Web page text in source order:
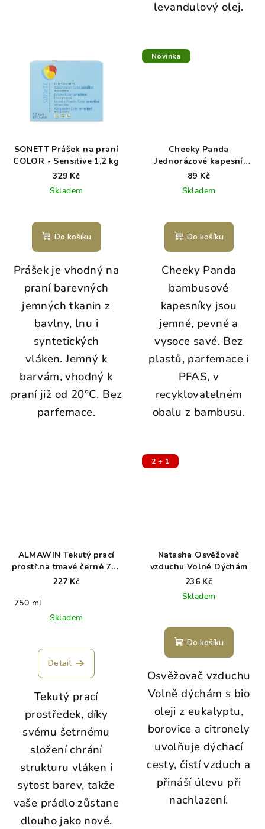
levandulový olej.
SONETT Prášek na praní
COLOR - Sensitive 1,2 kg
329 Kč
Skladem
Do košíku
Prášek je vhodný na
praní barevných
jemných tkanin z
bavlny, lnu i
syntetických
vláken.Jemný k
barvám, vhodný k
praní již od 20°C. Bez
parfemace.
Novinka
Cheeky Panda
Jednorázové kapesní
bambusové kapesníky bílé
3 vrstvé balení 8 ks
89 Kč
Skladem
Do košíku
Cheeky Panda
bambusové
kapesníky jsou
jemné, pevné a
vysoce savé. Bez
plastů, parfemace i
PFAS, v
recyklovatelném
obalu z bambusu.
ALMAWIN Tekutý prací
prostř.na tmavé černé 750
ml
227 Kč
750 ml
Skladem
hodnocení
produktu
z
5
hvězdiček.
Detail
Tekutý prací
prostředek, díky
svému šetrnému
složení chrání
strukturu vláken i
sytost barev, takže
vaše prádlo zůstane
dlouho jako nové.
2 + 1
Natasha Osvěžovač
vzduchu Volně Dýchám
236 Kč
Skladem
Do košíku
Osvěžovač vzduchu
Volně dýchám s bio
oleji z eukalyptu,
borovice a citronely
uvolňuje dýchací
cesty, čistí vzduch a
přináší úlevu při
nachlazení.